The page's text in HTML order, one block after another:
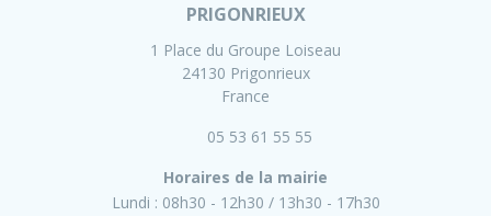
PRIGONRIEUX
1 Place du Groupe Loiseau
24130 Prigonrieux
France
05 53 61 55 55
Horaires de la mairie
Lundi : 08h30 - 12h30
13h30 - 17h30